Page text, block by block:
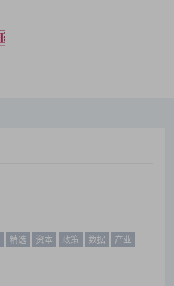
精选 资本 政策 数据
产业